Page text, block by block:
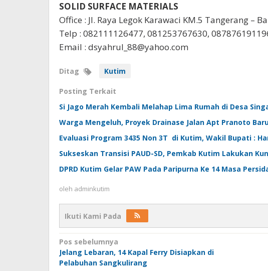
SOLID SURFACE MATERIALS
Office : Jl. Raya Legok Karawaci KM.5 Tangerang –
Telp : 082111126477, 081253767630,
Email : dsyahrul_88@yahoo.com
Ditag Kutim
Posting Terkait
Si Jago Merah Kembali Melahap Lima Rumah di Desa
Warga Mengeluh, Proyek Drainase Jalan Apt Pranoto
Evaluasi Program 3435 Non 3T di Kutim, Wakil Bupati :
Sukseskan Transisi PAUD-SD, Pemkab Kutim Lakukan
DPRD Kutim Gelar PAW Pada Paripurna Ke 14 Masa
oleh adminkutim
Ikuti Kami Pada
Navigasi
pos
Pos sebelumnya
Jelang Lebaran, 14 Kapal Ferry Disiapkan di
Pelabuhan Sangkulirang